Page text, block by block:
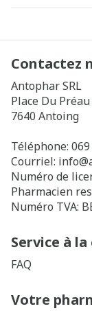
Contactez
Antophar SRL
Place Du Préau
7640 Antoing
Téléphone:
Courriel: info@
Numéro de
Pharmacien
Numéro TVA:
Service à
FAQ
Votre